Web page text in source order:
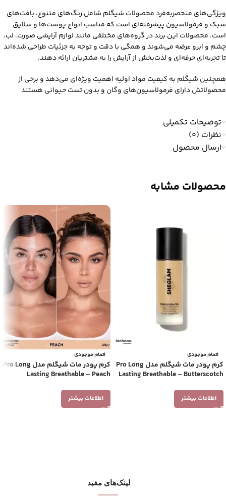
ویژگی‌های منحصربه‌فرد محصولات شیگلم شامل رنگ‌های متنوع، بافت‌های
سبک و فرمولاسیون‌ پیشرفته‌ای است که مناسب انواع پوست‌ها و سلایق
است. محصولات این برند در گروه‌های مختلفی مانند لوازم آرایشی صورت، لب،
چشم و ابرو عرضه می‌شوند و همگی با دقت و توجه به جزئیات طراحی شده‌اند
تا تجربه‌ای حرفه‌ای و لذت‌بخش از آرایش را به مشتریان ارائه دهند.
همچنین شیگلم به کیفیت مواد اولیه اهمیت ویژه‌ای می‌دهد و برخی از
محصولاتش دارای فرمولاسیون‌های وگان و بدون تست حیوانی هستند
توضیحات تکمیلی
نظرات (0)
ارسال محصول
محصولات مشابه
اتمام موجودی
کرم پودر مات شیگلم مدل Pro Long
Lasting Breathable – Butterscotch
اطلاعات بیشتر
اتمام موجودی
کرم پودر مات شیگلم مدل Pro Long
Lasting Breathable – Peach
اطلاعات بیشتر
لینک‌های مفید